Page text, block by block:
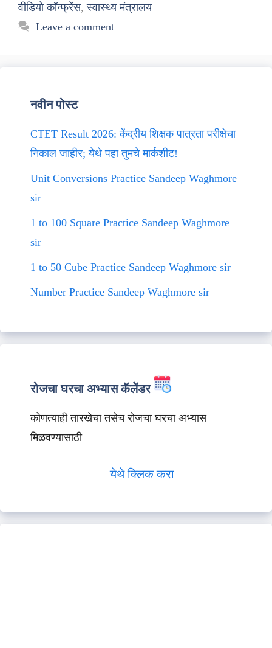
वीडियो कॉन्फ्रेंस,स्वास्थ्य मंत्रालय
Leave a comment
नवीन पोस्ट
CTET Result 2026: केंद्रीय शिक्षक पात्रता परीक्षेचा
निकाल जाहीर; येथे पहा तुमचे मार्कशीट!
Unit Conversions Practice Sandeep Waghmore
sir
1 to 100 Square Practice Sandeep Waghmore
sir
1 to 50 Cube Practice Sandeep Waghmore sir
Number Practice Sandeep Waghmore sir
रोजचा घरचा अभ्यास कॅलेंडर
कोणत्याही तारखेचा तसेच रोजचा घरचा अभ्यास
मिळवण्यासाठी
येथे क्लिक करा